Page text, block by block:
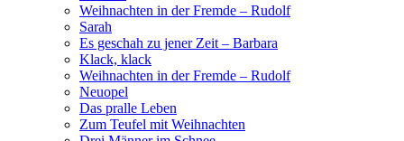
Weihnachten in der Fremde – Rudolf
Sarah
Es geschah zu jener Zeit – Barbara
Klack, klack
Weihnachten in der Fremde – Rudolf
Neuopel
Das pralle Leben
Zum Teufel mit Weihnachten